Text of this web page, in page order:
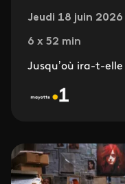
Jeudi 18 juin
6 x 52 min
Jusqu’où ira-t-